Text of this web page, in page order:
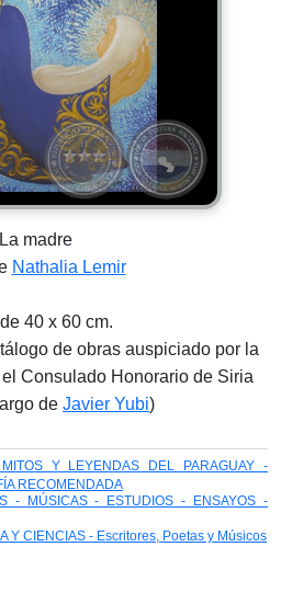
La madre
Nathalia Lemir
40 x 60 cm.
de obras auspiciado por la
Consulado Honorario de Siria
de Javier Yubi)
MITOS Y LEYENDAS DEL PARAGUAY -
RECOMENDADA
- MÚSICAS - ESTUDIOS - ENSAYOS -
Y CIENCIAS - Escritores, Poetas y Músicos